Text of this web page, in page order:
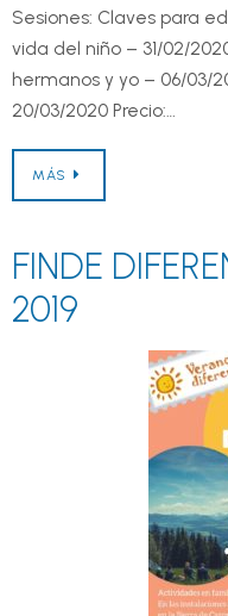
Sesiones: Claves para
vida del niño – 31/02/
hermanos y yo – 06/03/
20/03/2020 Precio:…
MÁS
FINDE
2019